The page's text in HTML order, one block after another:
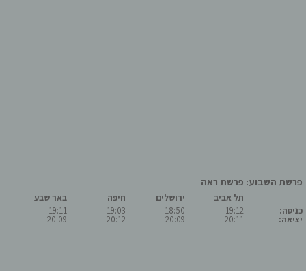
פרשת השבוע: פרשת ראה
כניסה:
יציאה:
תל אביב
19:12
20:11
ירושלים
18:50
20:09
חיפה
19:03
20:12
באר שבע
19:11
20:09